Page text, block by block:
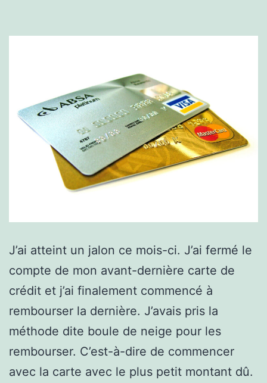
J’ai atteint un jalon ce mois-ci. J’ai fermé le
compte de mon avant-dernière carte de
crédit et j’ai finalement commencé à
rembourser la dernière. J’avais pris la
méthode dite boule de neige pour les
rembourser. C’est-à-dire de commencer
avec la carte avec le plus petit montant dû.